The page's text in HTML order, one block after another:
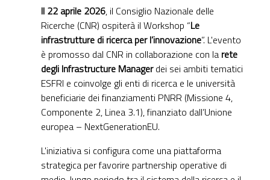
Il 22 aprile 2026, il Consiglio Nazionale delle
Ricerche (CNR) ospiterà il Workshop “Le
infrastrutture di ricerca per l’innovazione”. L'evento
è promosso dal CNR in collaborazione con la rete
degli Infrastructure Managerdei sei ambiti tematici
ESFRI e coinvolge gli enti di ricerca e le università
beneficiarie dei finanziamenti PNRR (Missione 4,
Componente 2, Linea 3.1), finanziato dall’Unione
europea – NextGenerationEU.
L'iniziativa si configura come una piattaforma
strategica per favorire partnership operative di